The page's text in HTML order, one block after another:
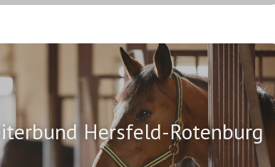
Hersfeld-Rotenburg